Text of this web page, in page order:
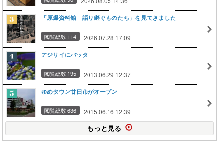
「原爆資料館 語り継ぐものたち」を見てきました
閲覧総数 114 2026.07.28 17:09
アジサイにバッタ
閲覧総数 195 2013.06.29 12:37
ゆめタウン廿日市がオープン
閲覧総数 636 2015.06.16 12:39
もっと見る